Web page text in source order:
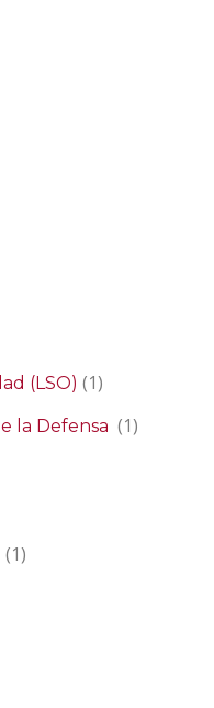
(LSO) (1)
la Defensa (1)
(1)